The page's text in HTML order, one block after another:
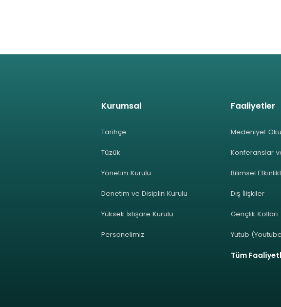
Kurumsal
Tarihçe
Tüzük
Yönetim Kurulu
Denetim ve Disiplin Kurulu
Yüksek İstişare Kurulu
Personelimiz
Faaliyetler
Medeniyet
Konferanslar
Bilimsel
Dış İlişkiler
Gençlik Kolları
Yutub
Tüm